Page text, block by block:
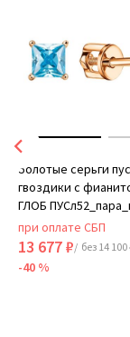
Золотые серьги
гвоздики с
ГЛОБ
при оплате СБП
13 677 ₽/ без 14 100
-40 %